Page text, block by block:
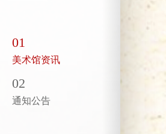
01
美术馆资讯
02
通知公告